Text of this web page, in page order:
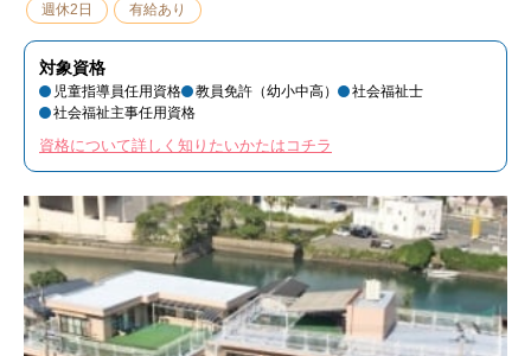
週休2日 有給あり
対象資格
児童指導員任用資格 教員免許（幼小中高）
社会福祉士
社会福祉主事任用資格
資格について詳しく知りたいかたはコチラ